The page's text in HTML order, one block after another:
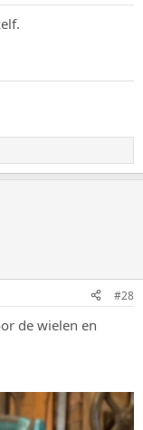
#28
de wielen en